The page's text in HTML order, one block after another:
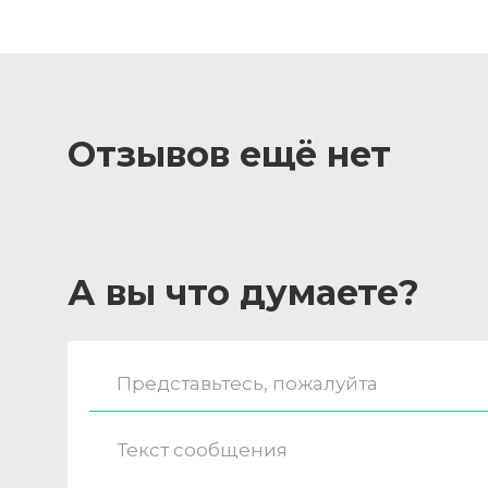
Отзывов ещё нет
А вы что думаете?